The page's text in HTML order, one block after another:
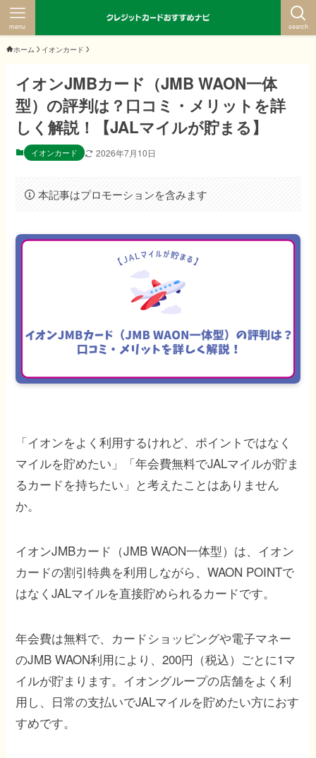
search
menu
ホーム イオンカード
イオンJMBカード（JMB WAON一体
型）の評判は？口コミ・メリットを詳
しく解説！【JALマイルが貯まる】
イオンカード 2026年7月10日
本記事はプロモーションを含みます
「イオンをよく利用するけれど、ポイントではなく
マイルを貯めたい」「年会費無料でJALマイルが貯ま
るカードを持ちたい」と考えたことはありません
か。
イオンJMBカード（JMB WAON一体型）は、イオン
カードの割引特典を利用しながら、WAON POINTで
はなくJALマイルを直接貯められるカードです。
年会費は無料で、カードショッピングや電子マネー
のJMB WAON利用により、200円（税込）ごとに1マ
イルが貯まります。イオングループの店舗をよく利
用し、日常の支払いでJALマイルを貯めたい方におす
すめです。